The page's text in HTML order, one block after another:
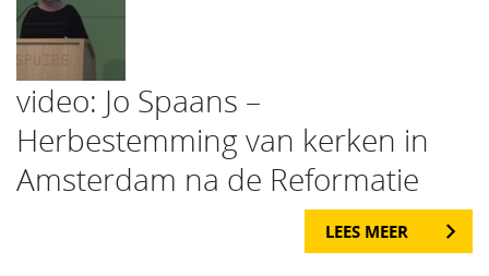
video: Jo Spaans –
Herbestemming van kerken in
Amsterdam na de Reformatie
LEES MEER